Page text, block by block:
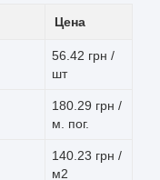
Цена
56.42 грн /
шт
180.29 грн /
м. пог.
140.23 грн /
м2